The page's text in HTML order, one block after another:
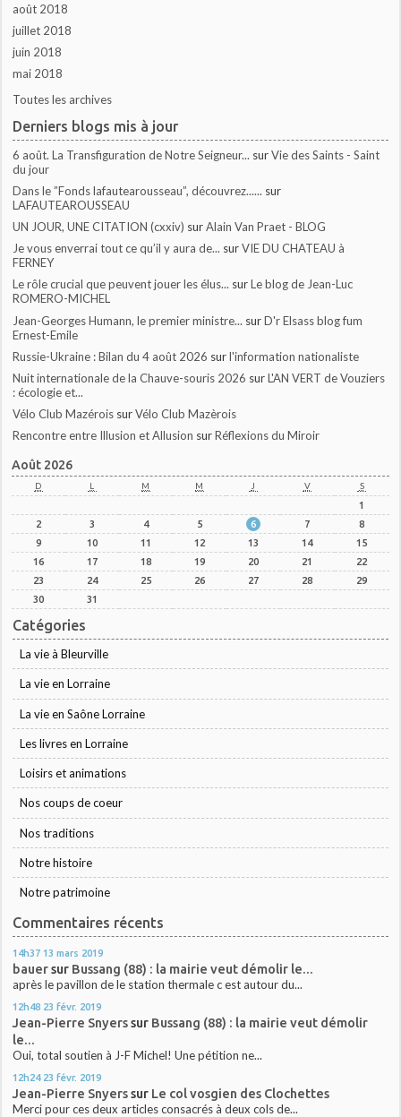
août 2018
juillet 2018
juin 2018
mai 2018
Toutes les archives
Derniers blogs mis à jour
6 août. La Transfiguration de Notre Seigneur... surVie des Saints - Saint
du jour
Dans le ”Fonds lafautearousseau”, découvrez...... sur
LAFAUTEAROUSSEAU
UN JOUR, UNE CITATION (cxxiv) surAlain Van Praet - BLOG
Je vous enverrai tout ce qu’il y aura de... surVIE DU CHATEAU à
FERNEY
Le rôle crucial que peuvent jouer les élus... surLe blog de Jean-Luc
ROMERO-MICHEL
Jean-Georges Humann, le premier ministre... surD'r Elsass blog fum
Ernest-Emile
Russie-Ukraine : Bilan du 4 août 2026 surl'information nationaliste
Nuit internationale de la Chauve-souris 2026 surL'AN VERT de Vouziers
: écologie et...
Vélo Club Mazérois surVélo Club Mazèrois
Rencontre entre Illusion et Allusion surRéflexions du Miroir
Août 2026
D L M M J V S
1
2
3 4 5 6 7
8
9
10 11 12 13 14
15
16
17 18 19 20 21
22
23
24 25 26 27 28
29
30
31
Catégories
La vie à Bleurville
La vie en Lorraine
La vie en Saône Lorraine
Les livres en Lorraine
Loisirs et animations
Nos coups de coeur
Nos traditions
Notre histoire
Notre patrimoine
Commentaires récents
14h37 13 mars 2019
bauersur Bussang (88) : la mairie veut démolir le...
après le pavillon de le station thermale c est autour du...
12h48 23 févr. 2019
Jean-Pierre Snyerssur Bussang (88) : la mairie veut démolir
le...
Oui, total soutien à J-F Michel! Une pétition ne...
12h24 23 févr. 2019
Jean-Pierre Snyerssur Le col vosgien des Clochettes
Merci pour ces deux articles consacrés à deux cols de...